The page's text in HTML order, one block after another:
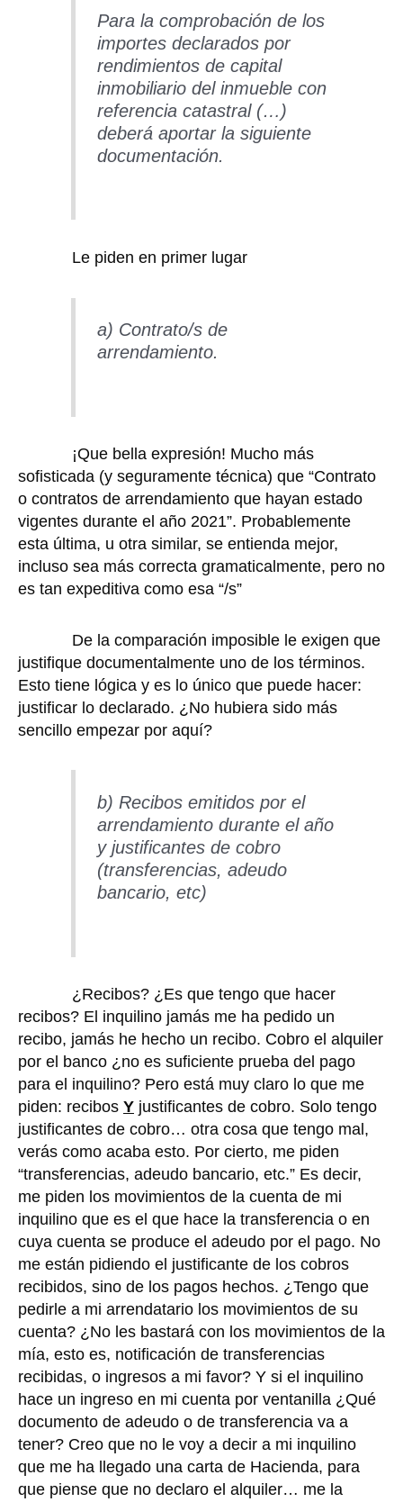
Para la comprobación de los
importes declarados por
rendimientos de capital
inmobiliario del inmueble con
referencia catastral (…)
deberá aportar la siguiente
documentación.
Le piden en primer lugar
a) Contrato/s de
arrendamiento.
¡Que bella expresión! Mucho más
sofisticada (y seguramente técnica) que “Contrato
o contratos de arrendamiento que hayan estado
vigentes durante el año 2021”. Probablemente
esta última, u otra similar, se entienda mejor,
incluso sea más correcta gramaticalmente, pero no
es tan expeditiva como esa “/s”
De la comparación imposible le exigen que
justifique documentalmente uno de los términos.
Esto tiene lógica y es lo único que puede hacer:
justificar lo declarado. ¿No hubiera sido más
sencillo empezar por aquí?
b) Recibos emitidos por el
arrendamiento durante el año
y justificantes de cobro
(transferencias, adeudo
bancario, etc)
¿Recibos? ¿Es que tengo que hacer
recibos? El inquilino jamás me ha pedido un
recibo, jamás he hecho un recibo. Cobro el alquiler
por el banco ¿no es suficiente prueba del pago
para el inquilino? Pero está muy claro lo que me
piden: recibos Y justificantes de cobro. Solo tengo
justificantes de cobro… otra cosa que tengo mal,
verás como acaba esto. Por cierto, me piden
“transferencias, adeudo bancario, etc.” Es decir,
me piden los movimientos de la cuenta de mi
inquilino que es el que hace la transferencia o en
cuya cuenta se produce el adeudo por el pago. No
me están pidiendo el justificante de los cobros
recibidos, sino de los pagos hechos. ¿Tengo que
pedirle a mi arrendatario los movimientos de su
cuenta? ¿No les bastará con los movimientos de la
mía, esto es, notificación de transferencias
recibidas, o ingresos a mi favor? Y si el inquilino
hace un ingreso en mi cuenta por ventanilla ¿Qué
documento de adeudo o de transferencia va a
tener? Creo que no le voy a decir a mi inquilino
que me ha llegado una carta de Hacienda, para
que piense que no declaro el alquiler… me la